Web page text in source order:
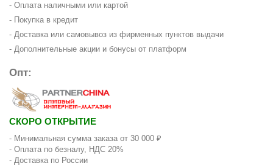
- Оплата наличными или картой
- Покупка в кредит
- Доставка или самовывоз из фирменных пунктов выдачи
- Дополнительные акции и бонусы от платформ
Опт:
СКОРО ОТКРЫТИЕ
- Минимальная сумма заказа от 30 000 ₽
- Оплата по безналу, НДС 20%
- Доставка по России